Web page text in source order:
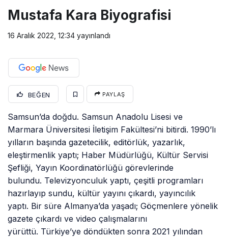
"Gülşah Deniz Atalar Biyografisi"
"Gökhan Biçici Biyografisi"
Dr. Güventürk Görgülü
"Dr. Güventürk Görgülü Biyografisi"
Doç. Dr. Erkan Saka
"Doç. Erkan Saka Biyografisi"
Ceren Kali
"Ceren Kalı Biyografisi"
Mustafa Kara Biyografisi
16 Aralık 2022, 12:34 yayınlandı
BEĞEN PAYLAŞ
Samsun’da doğdu. Samsun Anadolu Lisesi ve
Marmara Üniversitesi İletişim Fakültesi’ni bitirdi. 1990’lı
yılların başında gazetecilik, editörlük, yazarlık,
eleştirmenlik yaptı; Haber Müdürlüğü, Kültür Servisi
Şefliği, Yayın Koordinatörlüğü görevlerinde
bulundu. Televizyonculuk yaptı, çeşitli programları
hazırlayıp sundu, kültür yayını çıkardı, yayıncılık
yaptı. Bir süre Almanya’da yaşadı; Göçmenlere yönelik
gazete çıkardı ve video çalışmalarını
yürüttü. Türkiye’ye döndükten sonra 2021 yılından